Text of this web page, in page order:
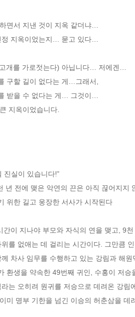
면서 지낸 것이 지옥 같더냐…
지옥이었는지… 묻고 있다…
개를 가로젓는다) 아닙니다… 저에겐…
구할 길이 없다는 게…그래서,
받을 수 없다는 게… 그것이…
지옥이었습니다.
진실이 있습니다!”
년 전에 맺은 악연의 끈은 아직 끊어지지
위한 길고 웅장한 서사가 시작된다
간이 지나야 부모와 자식의 연을 맺고, 9
를 없애는 데 걸리는 시간이다. 그만큼
차사 임무를 수행하고 있는 강림과 해
환생을 약속한 49번째 귀인, 수홍이 저
는 오히려 원귀를 저승으로 데려온 강
미 명부 기한을 넘긴 이승의 허춘삼을 데